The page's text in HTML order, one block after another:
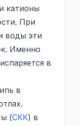
катионы
При
воды эти
Именно
в
в
(СКК) в